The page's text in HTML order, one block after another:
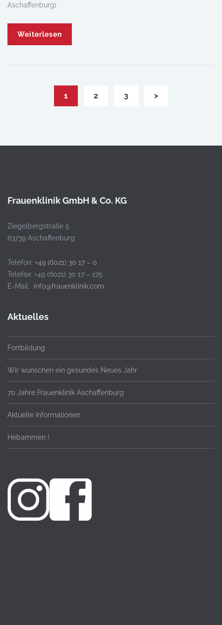
Aschaffenburg)
Weiterlesen
1 2 3 >
Frauenklinik GmbH & Co. KG
Ziegelbergstraße 5
63739 Aschaffenburg
Telefon: +49 (6021) 30 17 – 0
Telefax: +49 (6021) 30 17 – 175
E-Mail: info@frauenklinik.com
Aktuelles
Fortbildung
Wir wünschen ein gesundes Neues Jahr
70 Jahre Frauenklinik Aschaffenburg
Aktuelle Informationen
Hebammen !